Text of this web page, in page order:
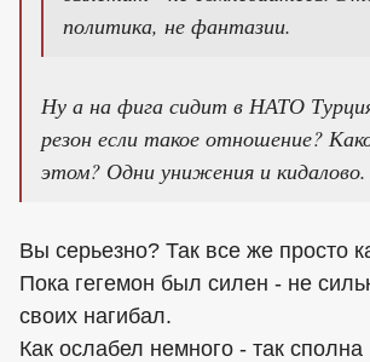
политика, не фантазии.
Ну а на фига сидит в НАТО
резон если такое отношение?
этом? Одни унижения и кидалово.
Вы серьезно? Так все же просто
Пока гегемон был силен - не
своих нагибал.
Как ослабел немного - так сполна